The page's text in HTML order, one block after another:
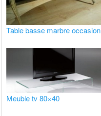
Table basse marbre occasion
Meuble tv 80×40